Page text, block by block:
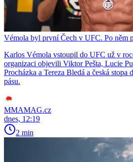
Vémola byl první Čech v UFC. Po něm
Karlos Vémola vstoupil do UFC už v
organizaci objevili Viktor Pešta, Lucie
Procházka a Tereza Bledá a česká stopa
pásu.
MMAMAG.cz
dnes, 12:19
2 min